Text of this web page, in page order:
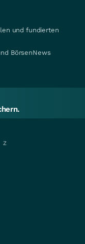
und fundierten
BörsenNews
Z